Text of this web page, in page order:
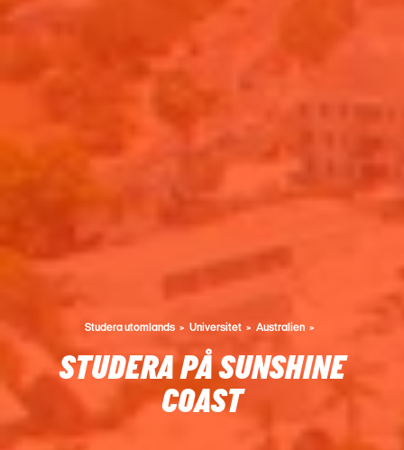
Studera utomlands Universitet Australien
STUDERA PÅ SUNSHINE
COAST